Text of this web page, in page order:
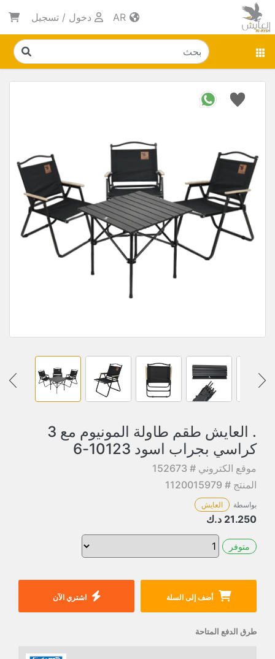
دخول / تسجيل
. العايش طقم طاولة المونيوم مع 3
كراسي بجراب اسود 10123-6
موقع الكتروني # 152673
المنتج # 1120015979
بواسطة العايش
21.250 د.ك
متوفر
أضف إلى السلة اشتري الآن
طرق الدفع المتاحة